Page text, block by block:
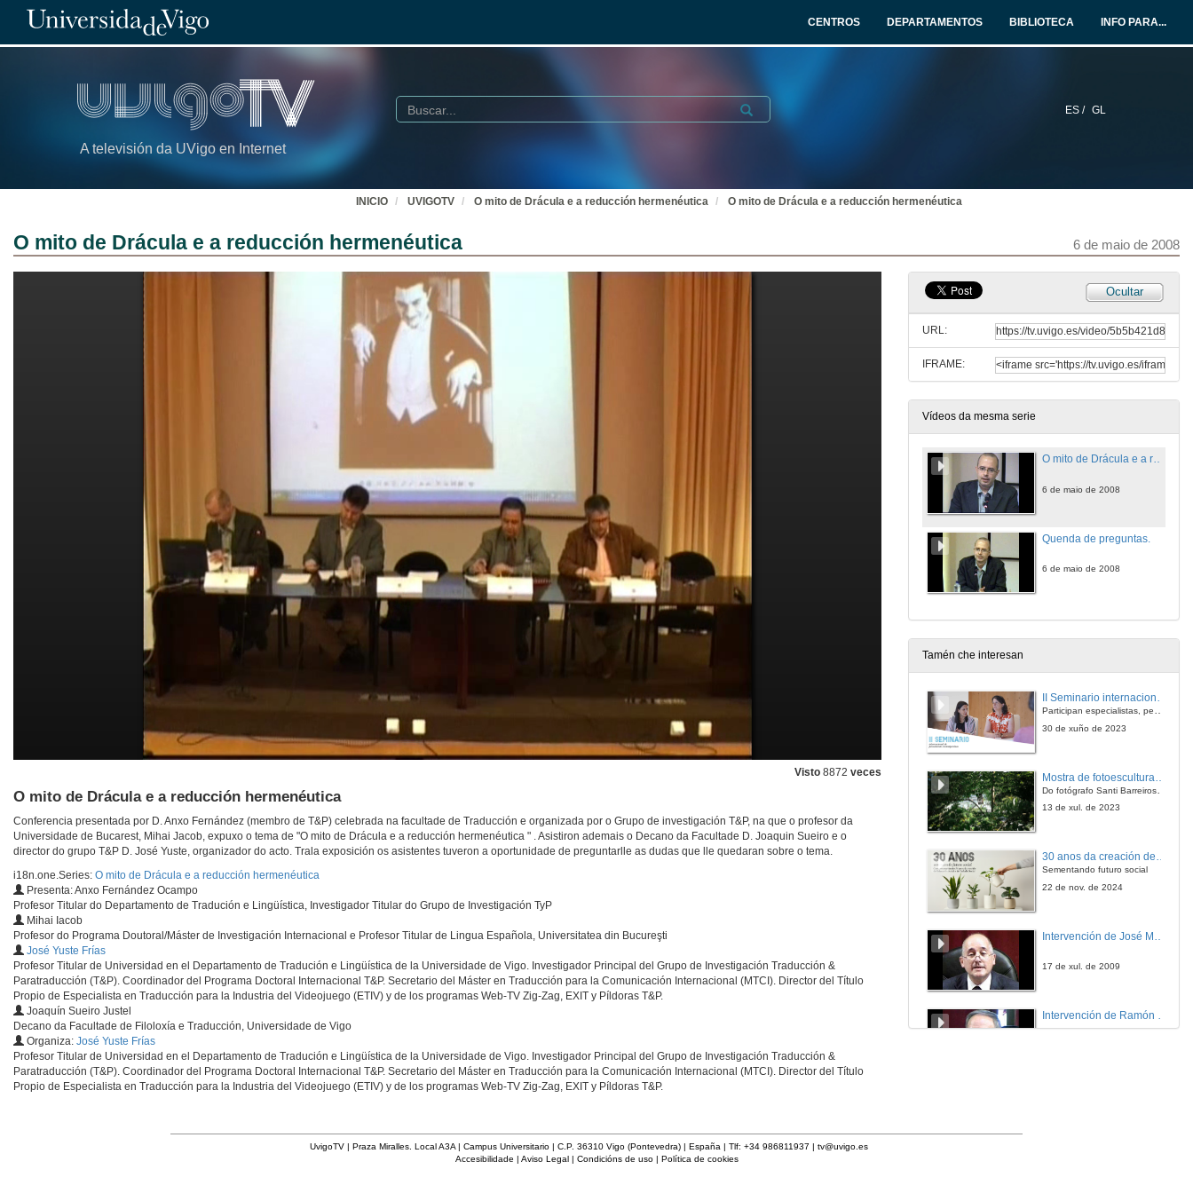
CENTROS DEPARTAMENTOS BIBLIOTECA INFO PARA...
A televisión da UVigo en Internet
ES / GL
Buscar Submit
INICIO UVIGOTV O mito de Drácula e a reducción hermenéutica O mito de Drácula e a reducción hermenéutica
O mito de Drácula e a reducción hermenéutica 6 de maio de 2008
Visto 8872 veces
O mito de Drácula e a reducción hermenéutica
Conferencia presentada por D. Anxo Fernández (membro de T&P) celebrada na facultade de Traducción e organizada por o Grupo de investigación T&P, na que o profesor da
Universidade de Bucarest, Mihai Jacob, expuxo o tema de "O mito de Drácula e a reducción hermenéutica " . Asistiron ademais o Decano da Facultade D. Joaquin Sueiro e o
director do grupo T&P D. José Yuste, organizador do acto. Trala exposición os asistentes tuveron a oportunidade de preguntarlle as dudas que lle quedaran sobre o tema.
i18n.one.Series: O mito de Drácula e a reducción hermenéutica
Presenta: Anxo Fernández Ocampo
Profesor Titular do Departamento de Tradución e Lingüística, Investigador Titular do Grupo de Investigación TyP
Mihai Iacob
Profesor do Programa Doutoral/Máster de Investigación Internacional e Profesor Titular de Lingua Española, Universitatea din Bucureşti
José Yuste Frías
Profesor Titular de Universidad en el Departamento de Tradución e Lingüística de la Universidade de Vigo. Investigador Principal del Grupo de Investigación Traducción &
Paratraducción (T&P). Coordinador del Programa Doctoral Internacional T&P. Secretario del Máster en Traducción para la Comunicación Internacional (MTCI). Director del Título
Propio de Especialista en Traducción para la Industria del Videojuego (ETIV) y de los programas Web-TV Zig-Zag, EXIT y Píldoras T&P.
Joaquín Sueiro Justel
Decano da Facultade de Filoloxía e Traducción, Universidade de Vigo
Organiza: José Yuste Frías
Profesor Titular de Universidad en el Departamento de Tradución e Lingüística de la Universidade de Vigo. Investigador Principal del Grupo de Investigación Traducción &
Paratraducción (T&P). Coordinador del Programa Doctoral Internacional T&P. Secretario del Máster en Traducción para la Comunicación Internacional (MTCI). Director del Título
Propio de Especialista en Traducción para la Industria del Videojuego (ETIV) y de los programas Web-TV Zig-Zag, EXIT y Píldoras T&P.
Ocultar
URL:
IFRAME:
Vídeos da mesma serie
O mito de Drácula e a reducción hermenéutica
6 de maio de 2008
Quenda de preguntas.
6 de maio de 2008
Tamén che interesan
II Seminario internacional de pensamento contemporáneo. Pensar o Antropoceno
Participan especialistas, pensadores e pensadoras que traballan desde hai anos sobre temas de pensamento contemporáneo en universidades de Estados Unidos, Reino Unido, Canadá, México e España.
30 de xuño de 2023
Do fotógrafo Santi Barreiros e o escultor Nito Contreras.
13 de xul. de 2023
30 anos da creación de Educación Social e de Traballo Social
Sementando futuro social
22 de nov. de 2024
17 de xul. de 2009
Intervención de Ramón Villlares
UvigoTV | Praza Miralles. Local A3A | Campus Universitario | C.P. 36310 Vigo (Pontevedra) | España | Tlf: +34 986811937 | tv@uvigo.es
Accesibilidade | Aviso Legal| Condicións de uso| Política de cookies